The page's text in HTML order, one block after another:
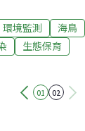
飛翔、覓食，
環境監測 海鳥
生態保育
01 02